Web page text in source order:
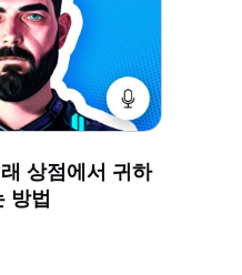
상점에서 귀하
방법